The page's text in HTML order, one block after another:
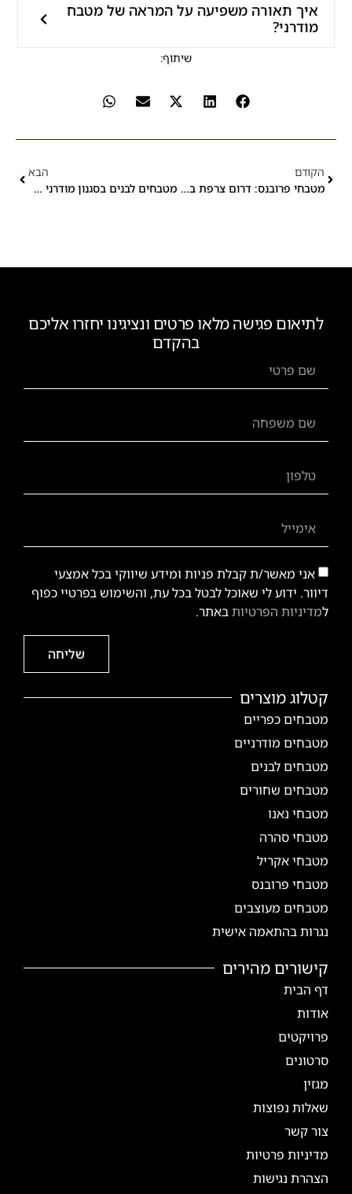
איך תאורה משפיעה על המראה של מטבח
מודרני?
שיתוף:
הקודם
מטבחי פרובנס: דרום צרפת במטבח הישראלי
הבא
מטבחים לבנים בסגנון מודרני מול סגנון כפרי
קטלוג מוצרים
מטבחים כפריים
מטבחים מודרניים
מטבחים לבנים
מטבחים שחורים
מטבחי נאנו
מטבחי סהרה
מטבחי אקריל
מטבחי פרובנס
מטבחים מעוצבים
נגרות בהתאמה אישית
קישורים מהירים
דף הבית
אודות
פרויקטים
סרטונים
מגזין
שאלות נפוצות
צור קשר
מדיניות פרטיות
הצהרת נגישות
לתיאום פגישה מלאו פרטים ונציגינו יחזרו אליכם
בהקדם
אני מאשר/ת קבלת פניות ומידע שיווקי בכל אמצעי
דיוור. ידוע לי שאוכל לבטל בכל עת, והשימוש בפרטיי כפוף
למדיניות הפרטיותבאתר.
שליחה